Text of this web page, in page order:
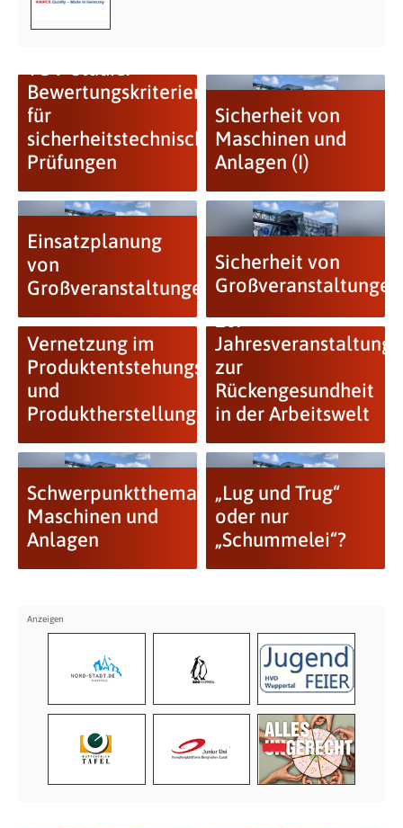
Bewertungskriterien
für
sicherheitstechnische
Prüfungen
Sicherheit von
Maschinen und
Anlagen (I)
Einsatzplanung
von
Großveranstaltungen
Sicherheit von
Großveranstaltungen
Vernetzung im
Produktentstehungs-
und
Produktherstellungsprozess
10.
Jahresveranstaltung
zur
Rückengesundheit
in der Arbeitswelt
Schwerpunktthema
Maschinen und
Anlagen
„Lug und Trug“
oder nur
„Schummelei“?